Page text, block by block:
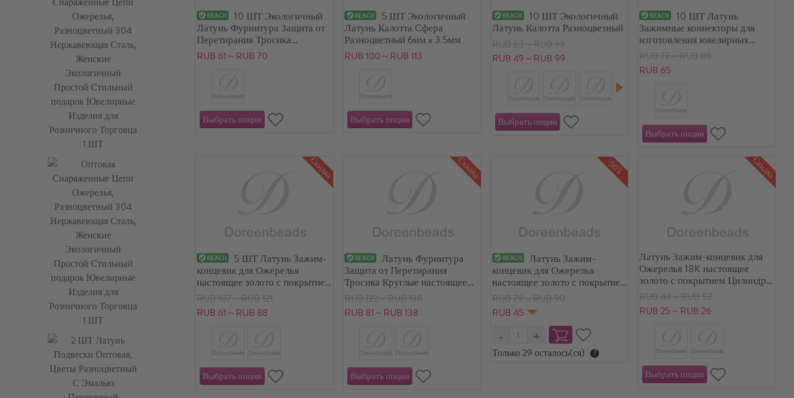
10 ШТ Экологичный
Латунь Фурнитура Защита от
Перетирания Тросика
Разноцветный 5мм x 4мм
RUB 61～RUB 70
5 ШТ Экологичный
Латунь Калотта Cфера
Разноцветный 6мм x 3.5мм
RUB 100～RUB 113
10 ШТ Экологичный
Латунь Калотта Разноцветный
RUB 63～RUB 99
RUB 49～RUB 99
10 ШТ Латунь
Зажимные коннекторы для
изготовления ювелирных
изделий с цепочкой-чашкой
Квадратные настоящее золото
с покрытием
RUB 77～RUB 88
RUB 65
Скидка
5 ШТ Латунь Зажим-
концевик для Ожерелья
настоящее золото с покрытием
7мм x 5мм
RUB 107～RUB 121
RUB 61～RUB 88
Скидка
Латунь Фурнитура
Защита от Перетирания
Тросика Круглые настоящее
золото с покрытием 5.2мм x
5мм, 10 ШТ
RUB 122～RUB 138
RUB 81～RUB 138
-50%
Латунь Зажим-
концевик для Ожерелья
настоящее золото с покрытием
9.1см x 1.6см, 1 Комплект
RUB 79～RUB 90
RUB 45
Только 29 осталось(ся) ?
Скидка
Латунь Зажим-концевик для
Ожерелья 18K настоящее
золото с покрытием Цилиндр 2
ШТ
RUB 44～RUB 52
RUB 25～RUB 26